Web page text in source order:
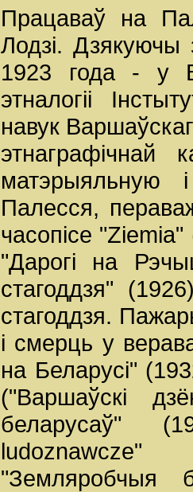
Працаваў на
Лодзі. Дзякуючы
1923 года - у
этналогіі
навук
этнаграфічнай
матэрыяльную
Палесся,
часопісе
"Дарогі на
стагоддзя"
стагоддзя.
і смерць у
на Беларусі"
("Варшаўскі
беларусаў"
"Земляробчыя